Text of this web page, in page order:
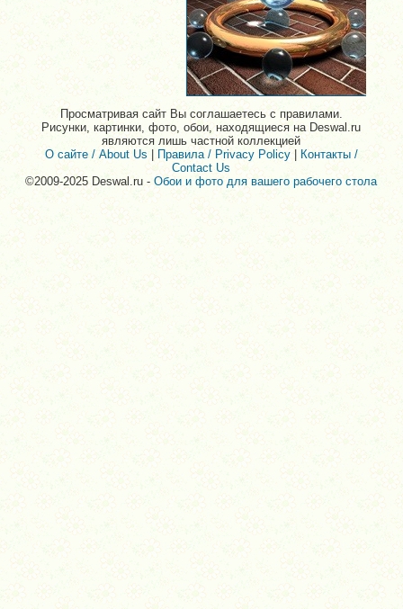
Просматривая сайт Вы соглашаетесь с правилами.
Рисунки, картинки, фото, обои, находящиеся на Deswal.ru
являются лишь частной коллекцией
О сайте / About Us
Правила / Privacy Policy| Контакты /
Contact Us
©2009-2025 Deswal.ru -Обои и фото для вашего рабочего стола